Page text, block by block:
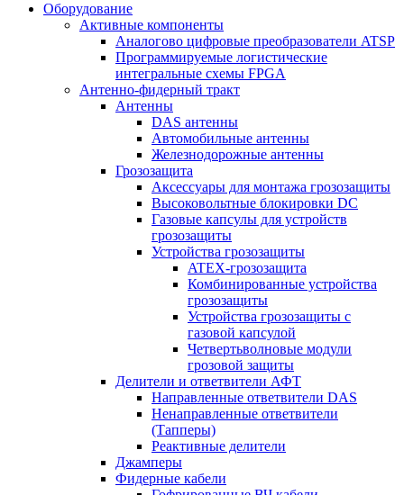
Оборудование
Активные компоненты
Аналогово цифровые преобразователи ATSP
Программируемые логистические
интегральные схемы FPGA
Антенно-фидерный тракт
Антенны
DAS антенны
Автомобильные антенны
Железнодорожные антенны
Грозозащита
Аксессуары для монтажа грозозащиты
Высоковольтные блокировки DC
Газовые капсулы для устройств
грозозащиты
Устройства грозозащиты
ATEX-грозозащита
Комбинированные устройства
грозозащиты
Устройства грозозащиты с
газовой капсулой
Четвертьволновые модули
грозовой защиты
Делители и ответвители АФТ
Направленные ответвители DAS
Ненаправленные ответвители
(Тапперы)
Реактивные делители
Джамперы
Фидерные кабели